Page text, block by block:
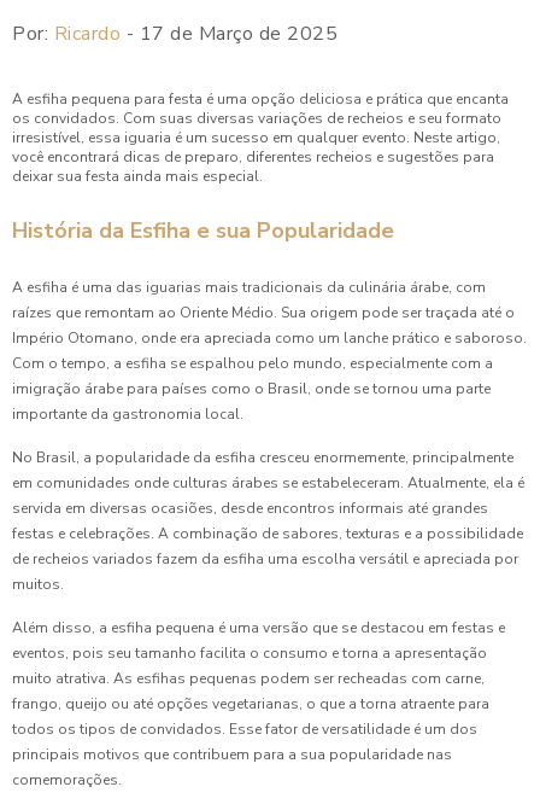
Por: Ricardo - 17 de Março de 2025
A esfiha pequena para festa é uma opção deliciosa e prática que encanta
os convidados. Com suas diversas variações de recheios e seu formato
irresistível, essa iguaria é um sucesso em qualquer evento. Neste artigo,
você encontrará dicas de preparo, diferentes recheios e sugestões para
deixar sua festa ainda mais especial.
História da Esfiha e sua Popularidade
A esfiha é uma das iguarias mais tradicionais da culinária árabe, com
raízes que remontam ao Oriente Médio. Sua origem pode ser traçada até o
Império Otomano, onde era apreciada como um lanche prático e saboroso.
Com o tempo, a esfiha se espalhou pelo mundo, especialmente com a
imigração árabe para países como o Brasil, onde se tornou uma parte
importante da gastronomia local.
No Brasil, a popularidade da esfiha cresceu enormemente, principalmente
em comunidades onde culturas árabes se estabeleceram. Atualmente, ela é
servida em diversas ocasiões, desde encontros informais até grandes
festas e celebrações. A combinação de sabores, texturas e a possibilidade
de recheios variados fazem da esfiha uma escolha versátil e apreciada por
muitos.
Além disso, a esfiha pequena é uma versão que se destacou em festas e
eventos, pois seu tamanho facilita o consumo e torna a apresentação
muito atrativa. As esfihas pequenas podem ser recheadas com carne,
frango, queijo ou até opções vegetarianas, o que a torna atraente para
todos os tipos de convidados. Esse fator de versatilidade é um dos
principais motivos que contribuem para a sua popularidade nas
comemorações.